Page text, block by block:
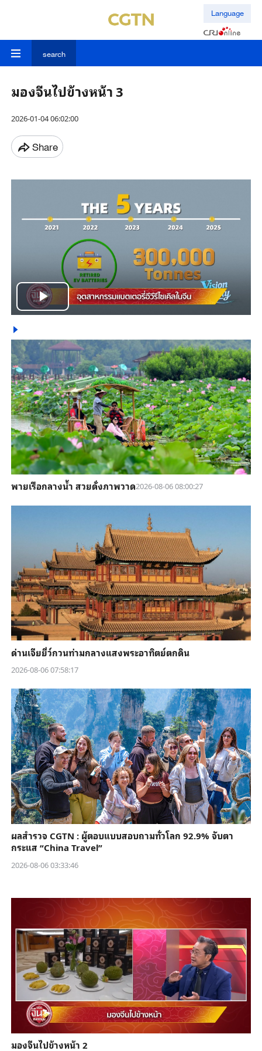
Language
search
มองจีนไปข้างหน้า 3
2026-01-04 06:02:00
Share
Play
Video
พายเรือกลางน้ำ สวยดั่งภาพวาด2026-08-06 08:00:27
ด่านเจียยี่ว์กวนท่ามกลางแสงพระอาทิตย์ตกดิน
2026-08-06 07:58:17
ผลสำรวจ CGTN : ผู้ตอบแบบสอบถามทั่วโลก 92.9% จับตา
กระแส “China Travel”
2026-08-06 03:33:46
มองจีนไปข้างหน้า 2